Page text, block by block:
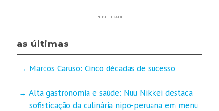
PUBLICIDADE
as últimas
Marcos Caruso: Cinco décadas de sucesso
Alta gastronomia e saúde: Nuu Nikkei destaca
sofisticação da culinária nipo-peruana em menu